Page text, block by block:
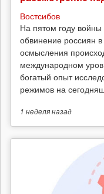
Востсибов
На пятом году
обвинение россиян
осмысления
международном
богатый опыт
режимов на
1 неделяназад